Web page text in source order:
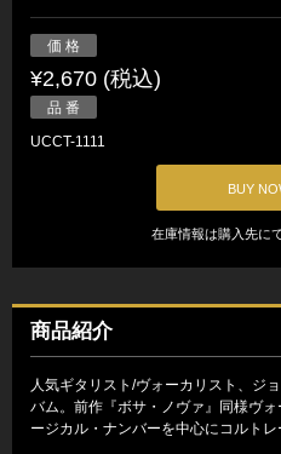
価 格
¥2,670 (税込)
品 番
UCCT-1111
BUY
在庫情報は購入先に
商品紹介
人気ギタリスト/ヴォーカリスト、ジ
バム。前作『ボサ・ノヴァ』同様ヴ
ージカル・ナンバーを中心にコルトレ